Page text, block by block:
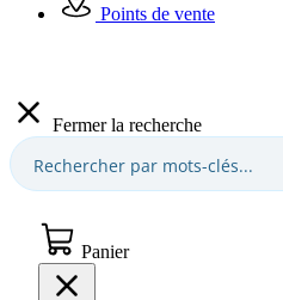
Points de vente
Fermer la recherche
Panier